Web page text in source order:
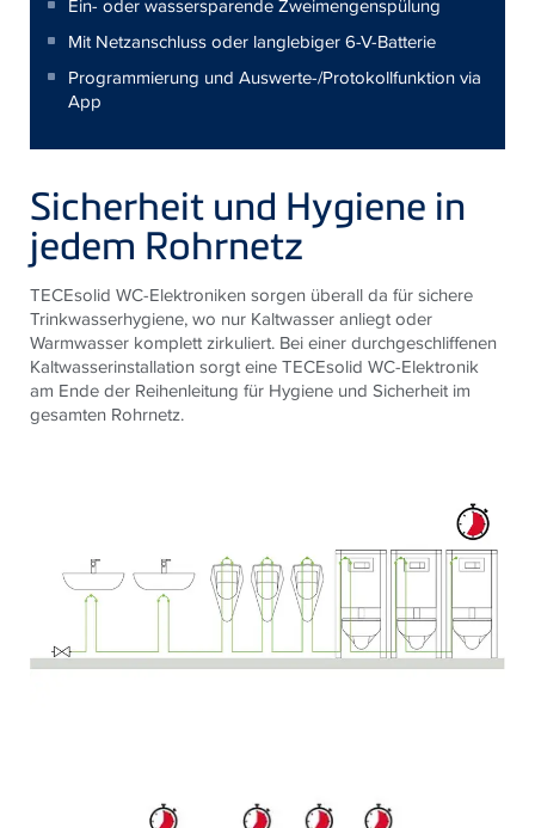
Ein- oder wassersparende Zweimengenspülung
Mit Netzanschluss oder langlebiger 6-V-Batterie
Programmierung und Auswerte-/Protokollfunktion via
App
Sicherheit und Hygiene in
jedem Rohrnetz
TECEsolid WC-Elektroniken sorgen überall da für sichere
Trinkwasser­hygiene, wo nur Kaltwasser anliegt oder
Warmwasser komplett zirkuliert. Bei einer durchgeschliffenen
Kaltwasserinstallation sorgt eine TECEsolid WC-Elektronik
am Ende der Reihenleitung für Hygiene und Sicherheit im
gesamten Rohrnetz.